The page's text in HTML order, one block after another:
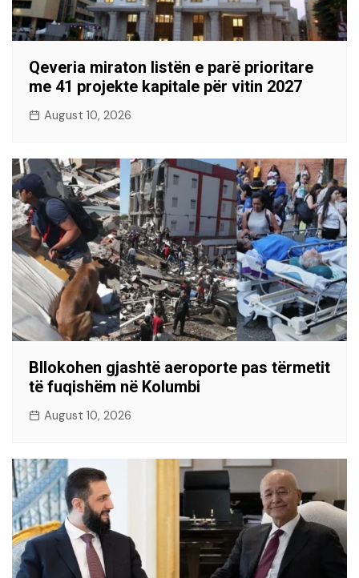
Qeveria miraton listën e parë prioritare
me 41 projekte kapitale për vitin 2027
August 10, 2026
Bllokohen gjashtë aeroporte pas tërmetit
të fuqishëm në Kolumbi
August 10, 2026